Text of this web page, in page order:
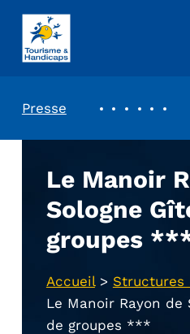
ASSOCIATION TOURISME ET HANDICAPS
Presse
Le Manoir
Sologne
groupes
Accueil> Structures
Le Manoir Rayon de
de groupes ***